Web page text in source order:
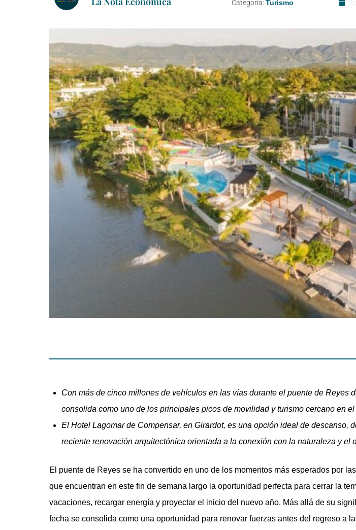
Categoría: Turismo
Con más de cinco millones de vehículos en las vías durante el puente de Reyes
consolida como uno de los principales picos de movilidad y turismo cercano en el
El Hotel Lagomar de Compensar, en Girardot, es una opción ideal de descanso,
reciente renovación arquitectónica orientada a la conexión con la naturaleza y el
El puente de Reyes se ha convertido en uno de los momentos más esperados por
que encuentran en este fin de semana largo la oportunidad perfecta para cerrar la
vacaciones, recargar energía y proyectar el inicio del nuevo año. Más allá de su
fecha se consolida como una oportunidad para renovar fuerzas antes del regreso a